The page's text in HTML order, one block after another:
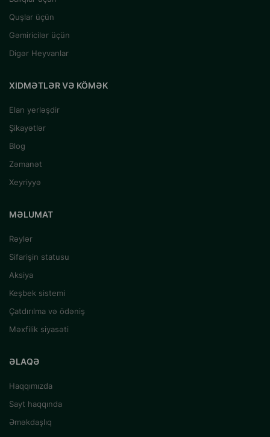
Quşlar üçün
Gəmiricilər üçün
Digər Heyvanlar
XIDMƏTLƏR VƏ KÖMƏK
Elan yerləşdir
Şikayətlər
Blog
Zəmanət
Xeyriyyə
MƏLUMAT
Rəylər
Sifarişin statusu
Aksiya
Keşbek sistemi
Çatdırılma və ödəniş
Məxfilik siyasəti
ƏLAQƏ
Haqqımızda
Sayt haqqında
Əməkdaşlıq